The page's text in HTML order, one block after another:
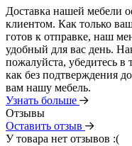
Доставка нашей мебели
клиентом. Как только
готов к отправке, наш
удобный для вас день.
пожалуйста, убедитесь в
как без подтверждения
вам нашу мебель.
Узнать больше
Отзывы
Оставить отзыв
У товара нет отзывов :(